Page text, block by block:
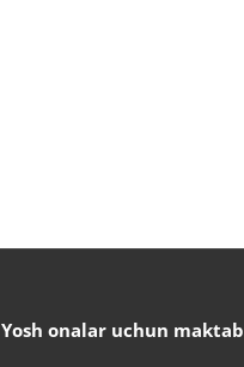
Yosh onalar uchun maktab